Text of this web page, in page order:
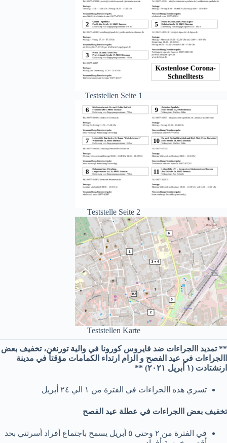
Teststellen Seite 1
Teststelle Seite 2
Teststellen Karte
** تمديد االجراءات ضد فايروس كورونا في والية تورنغن، تخفيف بعض
االجراءات في عيد الفصح و الزام ارتداء الكمامات مؤقتاً في مدينة
ارنشتادت (١ أبريل ٢٠٢١) **
تسري هذه االجراءات في الفترة من ١ الي ٢٤ أبريل
تخفيف بعض االجراءات في عطلة عيد الفصح
في الفترة من ٢ وحتي ٥ أبريل يسمح باجتماع أفراد أسرتني بحد